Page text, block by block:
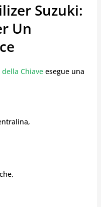
Suzuki:
Un
della Chiave esegue una